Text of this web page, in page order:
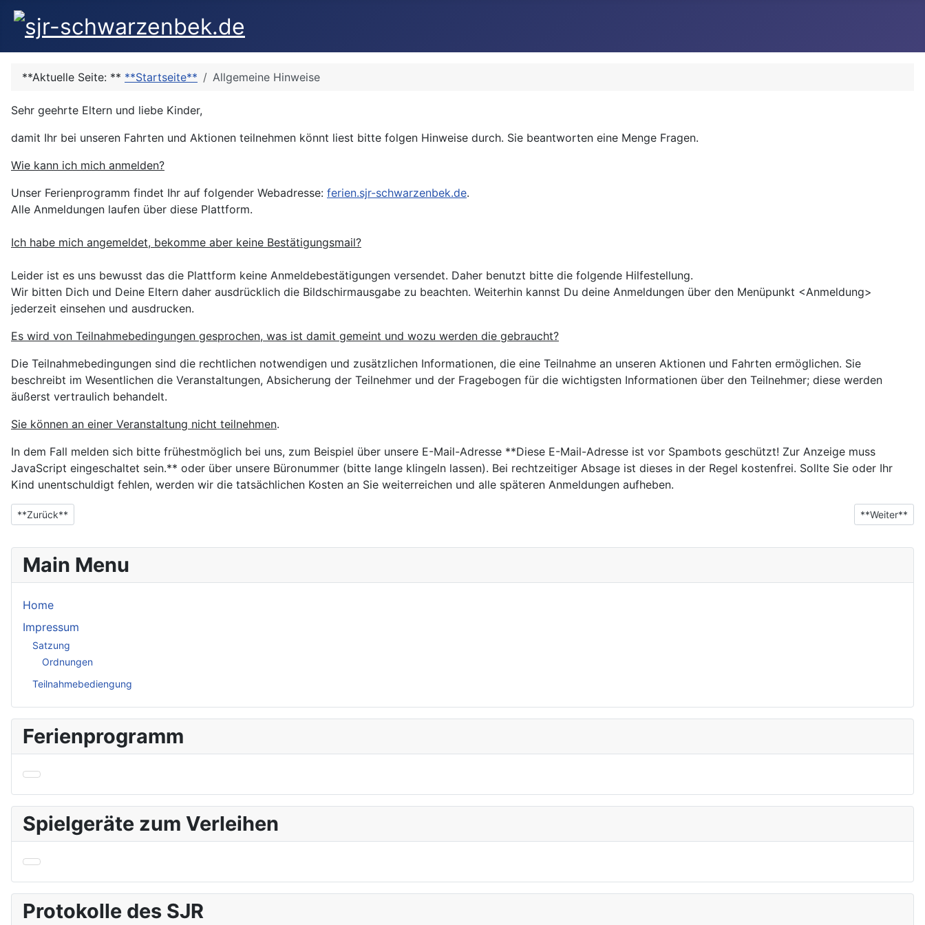
**Aktuelle Seite: ** **Startseite** Allgemeine Hinweise
Sehr geehrte Eltern und liebe Kinder,
damit Ihr bei unseren Fahrten und Aktionen teilnehmen könnt liest bitte folgen Hinweise durch. Sie beantworten eine Menge Fragen.
Wie kann ich mich anmelden?
Unser Ferienprogramm findet Ihr auf folgender Webadresse: ferien.sjr-schwarzenbek.de.
Alle Anmeldungen laufen über diese Plattform.
Ich habe mich angemeldet, bekomme aber keine Bestätigungsmail?
Leider ist es uns bewusst das die Plattform keine Anmeldebestätigungen versendet. Daher benutzt bitte die folgende Hilfestellung.
Wir bitten Dich und Deine Eltern daher ausdrücklich die Bildschirmausgabe zu beachten. Weiterhin kannst Du deine Anmeldungen über den Menüpunkt <Anmeldung>
jederzeit einsehen und ausdrucken.
Es wird von Teilnahmebedingungen gesprochen, was ist damit gemeint und wozu werden die gebraucht?
Die Teilnahmebedingungen sind die rechtlichen notwendigen und zusätzlichen Informationen, die eine Teilnahme an unseren Aktionen und Fahrten ermöglichen. Sie
beschreibt im Wesentlichen die Veranstaltungen, Absicherung der Teilnehmer und der Fragebogen für die wichtigsten Informationen über den Teilnehmer; diese werden
äußerst vertraulich behandelt.
Sie können an einer Veranstaltung nicht teilnehmen.
In dem Fall melden sich bitte frühestmöglich bei uns, zum Beispiel über unsere E-Mail-Adresse **Diese E-Mail-Adresse ist vor Spambots geschützt! Zur Anzeige muss
JavaScript eingeschaltet sein.** oder über unsere Büronummer (bitte lange klingeln lassen). Bei rechtzeitiger Absage ist dieses in der Regel kostenfrei. Sollte Sie oder Ihr
Kind unentschuldigt fehlen, werden wir die tatsächlichen Kosten an Sie weiterreichen und alle späteren Anmeldungen aufheben.
**Vorheriger Beitrag: Ferienfreizeit "An der Ostseeküste"**
**Zurück** **Nächster
**Weiter**
Main Menu
Home
Impressum
Satzung
Ordnungen
Teilnahmebediengung
Ferienprogramm
Spielgeräte zum Verleihen
Protokolle des SJR